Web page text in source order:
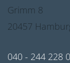
Grimm 8
20457
040 - 244 228